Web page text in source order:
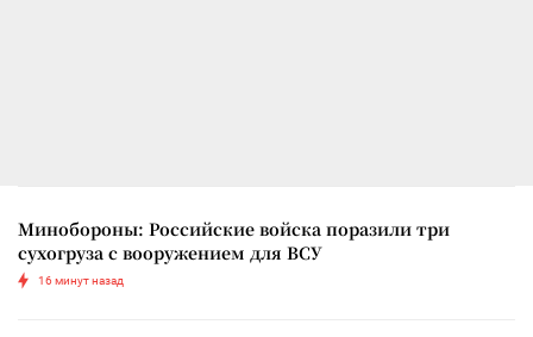
Минобороны: Российские войска поразили три
сухогруза с вооружением для ВСУ
16 минут назад